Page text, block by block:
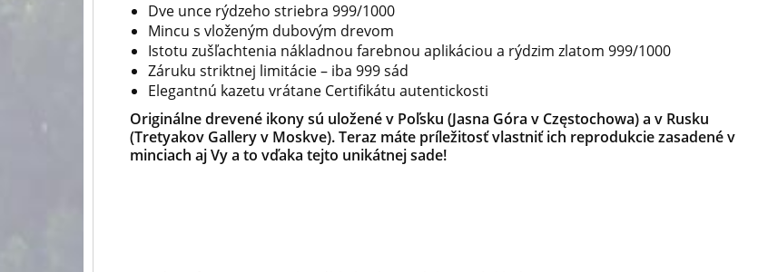
Dve unce rýdzeho striebra 999/1000
Mincu s vloženým dubovým drevom
Istotu zušľachtenia nákladnou farebnou aplikáciou a rýdzim zlatom 999/1000
Záruku striktnej limitácie– iba 999 sád
Elegantnú kazetu vrátane Certifikátu autentickosti
Originálne drevené ikony sú uložené v Poľsku (Jasna Góra v Częstochowa) a v Rusku
(Tretyakov Gallery v Moskve). Teraz máte príležitosť vlastniť ich reprodukcie zasadené v
minciach aj Vy a to vďaka tejto unikátnej sade!